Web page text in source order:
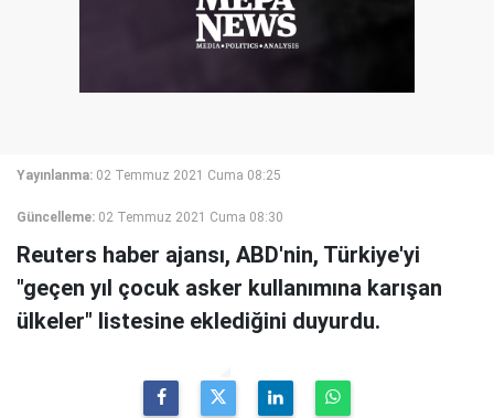
Yayınlanma: 02 Temmuz 2021 Cuma 08:25
Güncelleme: 02 Temmuz 2021 Cuma 08:30
Reuters haber ajansı, ABD'nin, Türkiye'yi
"geçen yıl çocuk asker kullanımına karışan
ülkeler" listesine eklediğini duyurdu.